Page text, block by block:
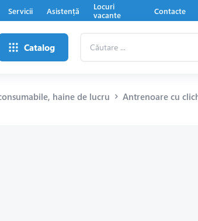
Servicii Asistență
Locuri
vacante
Contacte
Catalog
haine de lucru Antrenoare cu